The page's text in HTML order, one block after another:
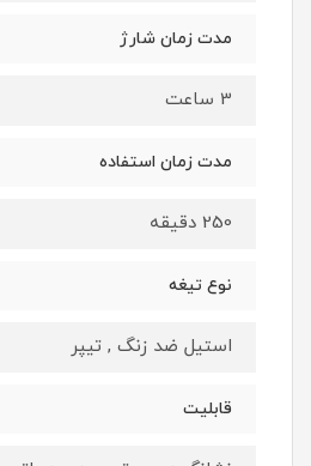
مدت زمان شارژ
3 ساعت
مدت زمان استفاده
250 دقیقه
نوع تیغه
استیل ضد زنگ , تیپر
قابلیت